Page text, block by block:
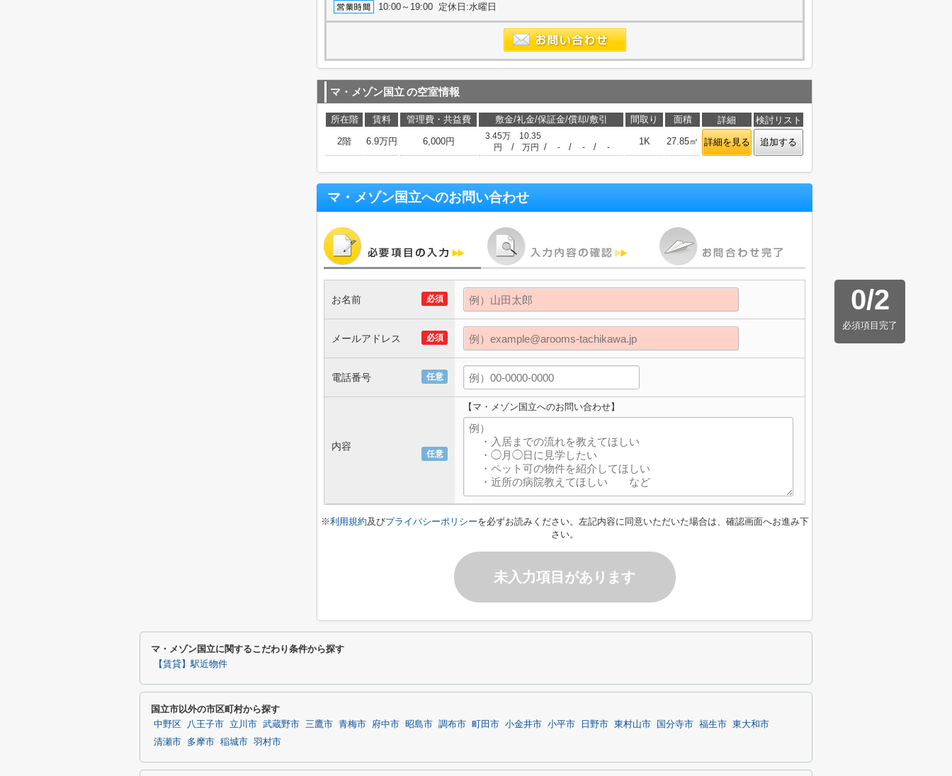
10:00～19:00 定休日:水曜日
マ・メゾン国立 の空室情報
所在階 賃料 管理費・共益費 敷金/礼金/保証金/償却/敷引 間取り 面積 詳細
検討リスト
2階
6.9万円 6,000円
3.45万
円
/
10.35
万円
/ - / - / -
1K 27.85㎡ 詳細を見る 追加する
マ・メゾン国立へのお問い合わせ
0/2
必須項目完了
必須
お名前
必須
メールアドレス
任意
電話番号
任意
内容
【マ・メゾン国立へのお問い合わせ】
※利用規約及びプライバシーポリシーを必ずお読みください。左記内容に同意いただいた場合は、確認画面へお進み下
さい。
未入力項目があります
マ・メゾン国立に関するこだわり条件から探す
【賃貸】駅近物件
国立市以外の市区町村から探す
中野区 八王子市 立川市 武蔵野市 三鷹市 青梅市 府中市 昭島市 調布市 町田市 小金井市 小平市 日野市 東村山市 国分寺市 福生市 東大和市
清瀬市
多摩市 稲城市 羽村市